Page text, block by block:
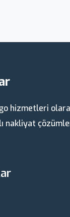
hizmetleri
nakliyat